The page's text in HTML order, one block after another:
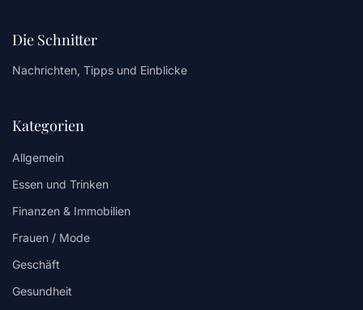
Die Schnitter
Nachrichten, Tipps und Einblicke
Kategorien
Allgemein
Essen und Trinken
Finanzen & Immobilien
Frauen / Mode
Geschäft
Gesundheit